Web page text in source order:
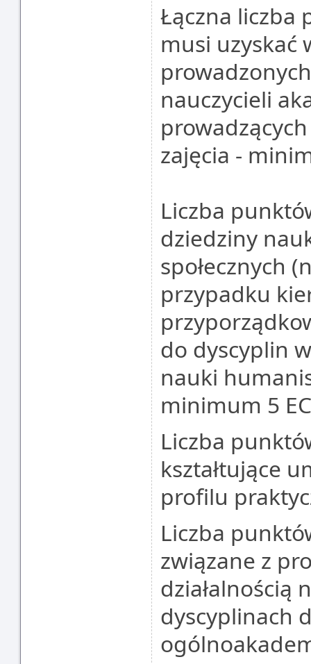
Łączna liczba
musi uzyskać
nauczycieli
prowadzących
zajęcia -
Liczba
dziedziny
społecznych
przypadku
do dyscyplin
nauki
minimum 5
Liczba
kształtujące
profilu
Liczba
związane z
działalnością
dyscyplinach